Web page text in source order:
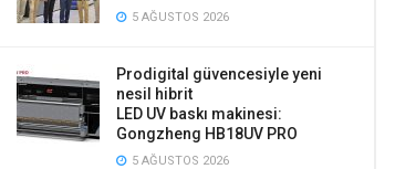
5 AĞUSTOS 2026
Prodigital güvencesiyle yeni
nesil hibrit
LED UV baskı makinesi:
Gongzheng HB18UV PRO
5 AĞUSTOS 2026